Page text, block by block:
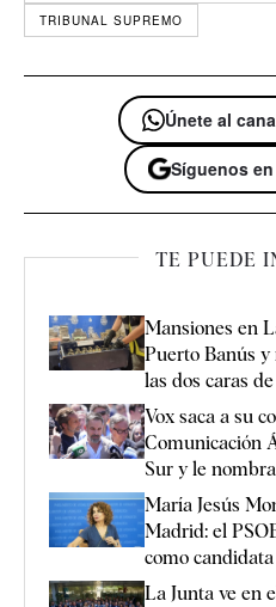
TRIBUNAL SUPREMO
Únete al
Síguenos
TE PUEDE
Mansiones en
Puerto Banús
las dos caras
Vox saca a su
Comunicación
Sur y le
María Jesús
Madrid: el
como
La Junta ve en